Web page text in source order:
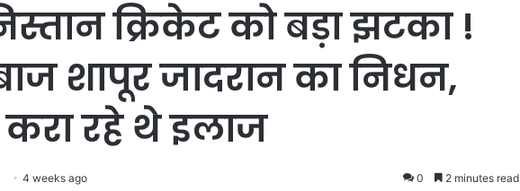
क्रिकेट को बड़ा झटका !
शापूर जादरान का निधन,
रहे थे इलाज
4 weeks ago 0 2 minutes read